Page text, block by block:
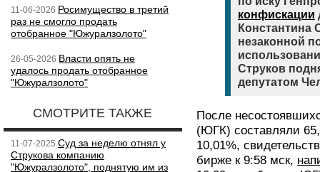
11-06-2026 Росимущество в третий
раз не смогло продать
отобранное "Южуралзолото"
26-05-2026 Власти опять не
удалось продать отобранное
"Южуралзолото"
СМОТРИТЕ ТАКЖЕ
11-07-2025 Суд за неделю отнял у
Струкова компанию
"Южуралзолото", поднятую им из
конфискации
Константина
незаконной
Струков
депутатом
После
(ЮГК) составляли
10,01%,
бирже к 9:58 мск,